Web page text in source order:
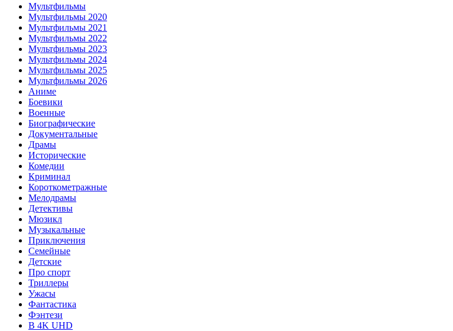
Мультфильмы
Мультфильмы 2020
Мультфильмы 2021
Мультфильмы 2022
Мультфильмы 2023
Мультфильмы 2024
Мультфильмы 2025
Мультфильмы 2026
Аниме
Боевики
Военные
Биографические
Документальные
Драмы
Исторические
Комедии
Криминал
Короткометражные
Мелодрамы
Детективы
Мюзикл
Музыкальные
Приключения
Семейные
Детские
Про спорт
Триллеры
Ужасы
Фантастика
Фэнтези
В 4K UHD